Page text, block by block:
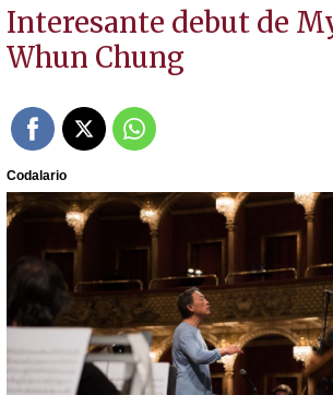
Interesante debut de
Whun Chung
Codalario